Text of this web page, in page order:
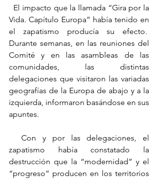
El impacto que la llamada “Gira por la
Vida. Capítulo Europa” había tenido en
el zapatismo producía su efecto.
Durante semanas, en las reuniones del
Comité y en las asambleas de las
comunidades, las distintas
delegaciones que visitaron las variadas
geografías de la Europa de abajo y a la
izquierda, informaron basándose en sus
apuntes.
Con y por las delegaciones, el
zapatismo había constatado la
destrucción que la “modernidad” y el
“progreso” producen en los territorios